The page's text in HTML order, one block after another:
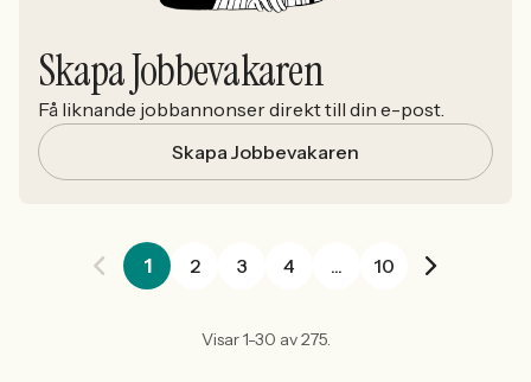
Skapa Jobbevakaren
Få liknande jobbannonser direkt till din e-post.
Skapa Jobbevakaren
1 2 3 4 ... 10
Visar 1-30 av 275.